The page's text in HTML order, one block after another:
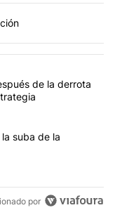
en los
busca
de la derrota
apuntó contra Milei
suba de la
por